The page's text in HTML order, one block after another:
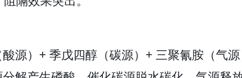
源）+ 季戊四醇（碳源）+ 三聚氰胺（气